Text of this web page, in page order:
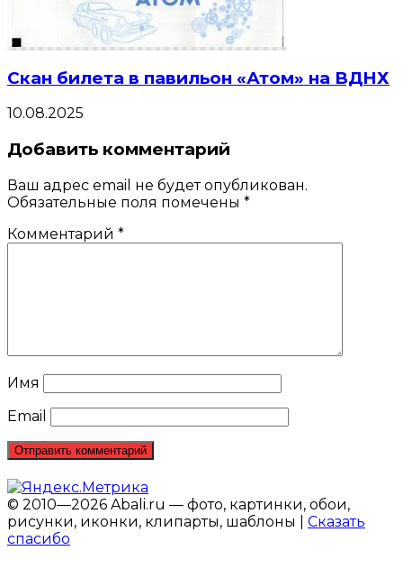
Скан билета в павильон «Атом» на ВДНХ
10.08.2025
Добавить комментарий
Ваш адрес email не будет опубликован.
Обязательные поля помечены *
Комментарий *
Имя
Email
© 2010—2026 Abali.ru — фото, картинки, обои,
рисунки, иконки, клипарты, шаблоны | Сказать
спасибо